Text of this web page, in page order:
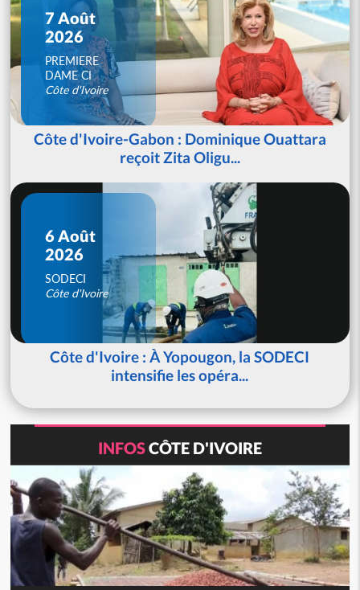
7 Août
2026
PREMIERE
DAME CI
Côte d'Ivoire
Côte d'Ivoire-Gabon : Dominique Ouattara
reçoit Zita Oligu...
6 Août
2026
SODECI
Côte d'Ivoire
Côte d'Ivoire : À Yopougon, la SODECI
intensifie les opéra...
INFOSCÔTE D'IVOIRE